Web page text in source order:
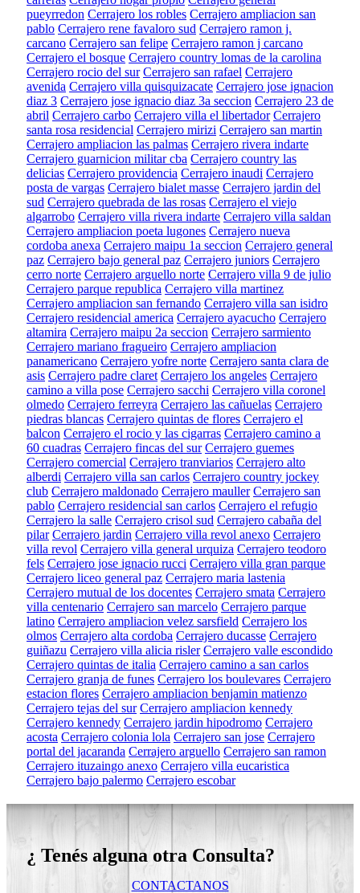
pueyrredon Cerrajero los robles Cerrajero ampliacion san
pablo Cerrajero rene favaloro sud Cerrajero ramon j.
carcano Cerrajero san felipe Cerrajero ramon j carcano
Cerrajero el bosque Cerrajero country lomas de la carolina
Cerrajero rocio del sur Cerrajero san rafael Cerrajero
avenida Cerrajero villa quisquizacate Cerrajero jose ignacion
diaz 3 Cerrajero jose ignacio diaz 3a seccion Cerrajero 23 de
abril Cerrajero carbo Cerrajero villa el libertador Cerrajero
santa rosa residencial Cerrajero mirizi Cerrajero san martin
Cerrajero ampliacion las palmas Cerrajero rivera indarte
Cerrajero guarnicion militar cba Cerrajero country las
delicias Cerrajero providencia Cerrajero inaudi Cerrajero
posta de vargas Cerrajero bialet masse Cerrajero jardin del
sud Cerrajero quebrada de las rosas Cerrajero el viejo
algarrobo Cerrajero villa rivera indarte Cerrajero villa saldan
Cerrajero ampliacion poeta lugones Cerrajero nueva
cordoba anexa Cerrajero maipu 1a seccion Cerrajero general
paz Cerrajero bajo general paz Cerrajero juniors Cerrajero
cerro norte Cerrajero arguello norte Cerrajero villa 9 de julio
Cerrajero parque republica Cerrajero villa martinez
Cerrajero ampliacion san fernando Cerrajero villa san isidro
Cerrajero residencial america Cerrajero ayacucho Cerrajero
altamira Cerrajero maipu 2a seccion Cerrajero sarmiento
Cerrajero mariano fragueiro Cerrajero ampliacion
panamericano Cerrajero yofre norte Cerrajero santa clara de
asis Cerrajero padre claret Cerrajero los angeles Cerrajero
camino a villa pose Cerrajero sacchi Cerrajero villa coronel
olmedo Cerrajero ferreyra Cerrajero las cañuelas Cerrajero
piedras blancas Cerrajero quintas de flores Cerrajero el
balcon Cerrajero el rocio y las cigarras Cerrajero camino a
60 cuadras Cerrajero fincas del sur Cerrajero guemes
Cerrajero comercial Cerrajero tranviarios Cerrajero alto
alberdi Cerrajero villa san carlos Cerrajero country jockey
club Cerrajero maldonado Cerrajero mauller Cerrajero san
pablo Cerrajero residencial san carlos Cerrajero el refugio
Cerrajero la salle Cerrajero crisol sud Cerrajero cabaña del
pilar Cerrajero jardin Cerrajero villa revol anexo Cerrajero
villa revol Cerrajero villa general urquiza Cerrajero teodoro
fels Cerrajero jose ignacio rucci Cerrajero villa gran parque
Cerrajero liceo general paz Cerrajero maria lastenia
Cerrajero mutual de los docentes Cerrajero smata Cerrajero
villa centenario Cerrajero san marcelo Cerrajero parque
latino Cerrajero ampliacion velez sarsfield Cerrajero los
olmos Cerrajero alta cordoba Cerrajero ducasse Cerrajero
guiñazu Cerrajero villa alicia risler Cerrajero valle escondido
Cerrajero quintas de italia Cerrajero camino a san carlos
Cerrajero granja de funes Cerrajero los boulevares Cerrajero
estacion flores Cerrajero ampliacion benjamin matienzo
Cerrajero tejas del sur Cerrajero ampliacion kennedy
Cerrajero kennedy Cerrajero jardin hipodromo Cerrajero
acosta Cerrajero colonia lola Cerrajero san jose Cerrajero
portal del jacaranda Cerrajero arguello Cerrajero san ramon
Cerrajero ituzaingo anexo Cerrajero villa eucaristica
Cerrajero bajo palermo Cerrajero escobar
¿ Tenés alguna otra Consulta?
CONTACTANOS